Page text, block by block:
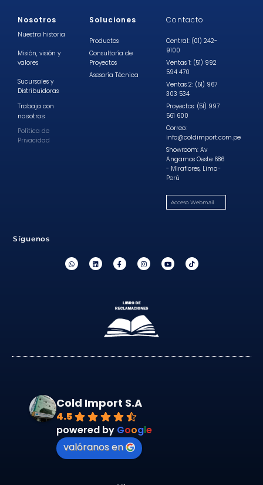
Nosotros
Nuestra historia
Misión, visión y
valores
Sucursales y
Distribuidoras
Trabaja con
nosotros
Política de
Privacidad
Soluciones
Productos
Consultoría de
Proyectos
Asesoría Técnica
Contacto
Central: (01) 242-
9100
Ventas 1: (51) 992
594 470
Ventas 2: (51) 967
303 534
Proyectos: (51) 997
561 600
Correo:
info@coldimport.com.pe
Showroom: Av
Angamos Oeste 686
- Miraflores, Lima-
Perú
Acceso Webmail
Síguenos
Cold Import S.A
4.5
powered by Google
valóranos en